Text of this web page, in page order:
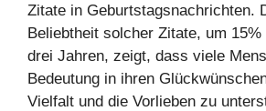
Zitate in Geburtstagsnachrichten.
Beliebtheit solcher Zitate, um
drei Jahren, zeigt, dass viele
Bedeutung in ihren
Vielfalt und die Vorlieben zu